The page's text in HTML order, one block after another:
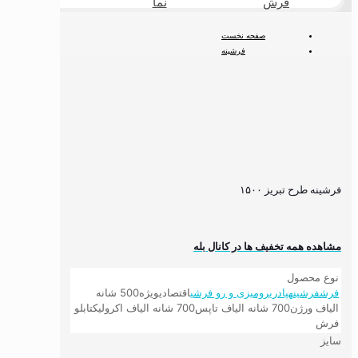
صفحه نخست
فرشینه
فرشینه طرح تبریز ۱۵۰۰
مشاهده همه تخفیف ها در کانال بله
نوع محصول
فرشفرشینهپادریرومیزی و رو فرشیاقتصادیویژه
500 شانه
الیاف ورژن700 شانه الیاف تاپس 700 شانه الیاف اکرولیک
تابلو
فرش
سایز